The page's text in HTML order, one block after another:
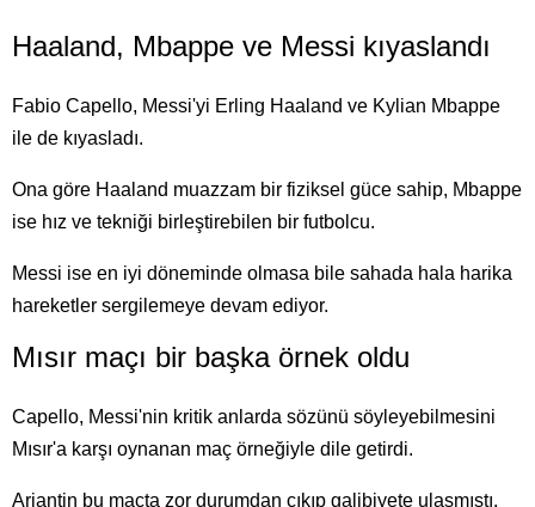
Haaland, Mbappe ve Messi kıyaslandı
Fabio Capello, Messi'yi Erling Haaland ve Kylian Mbappe
ile de kıyasladı.
Ona göre Haaland muazzam bir fiziksel güce sahip, Mbappe
ise hız ve tekniği birleştirebilen bir futbolcu.
Messi ise en iyi döneminde olmasa bile sahada hala harika
hareketler sergilemeye devam ediyor.
Mısır maçı bir başka örnek oldu
Capello, Messi'nin kritik anlarda sözünü söyleyebilmesini
Mısır'a karşı oynanan maç örneğiyle dile getirdi.
Arjantin bu maçta zor durumdan çıkıp galibiyete ulaşmıştı.